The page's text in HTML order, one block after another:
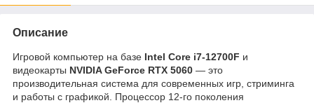
Описание
Игровой компьютер на базе Intel Core i7-12700F и
видеокарты NVIDIA GeForce RTX 5060 — это
производительная система для современных игр, стриминга
и работы с графикой. Процессор 12-го поколения